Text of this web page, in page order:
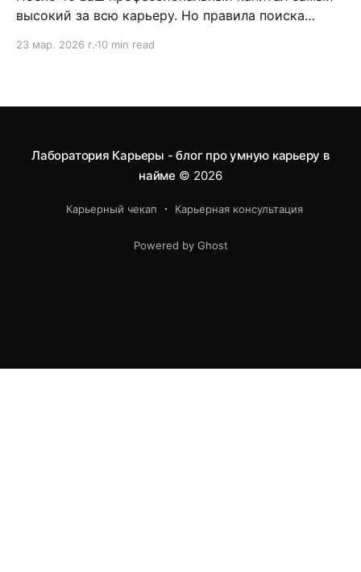
высокий за всю карьеру. Но правила поиска
кандидатов их не знают.
23 мар. 2026 г. 10 min read
Лаборатория Карьеры - блог про умную карьеру в
найме © 2026
Карьерный чекап Карьерная консультация
Powered by Ghost